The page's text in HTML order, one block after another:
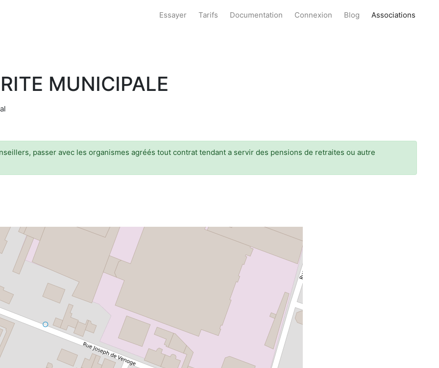
Essayer Tarifs Documentation Connexion Blog Associations
MUNICIPALE
passer avec les organismes agréés tout contrat tendant a servir des pensions de retraites ou autre